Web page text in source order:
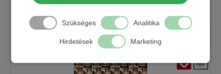
Szükséges Analitika
Hirdetések Marketing
Részletek